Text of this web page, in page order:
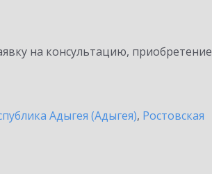
на консультацию, приобретение
Адыгея (Адыгея), Ростовская